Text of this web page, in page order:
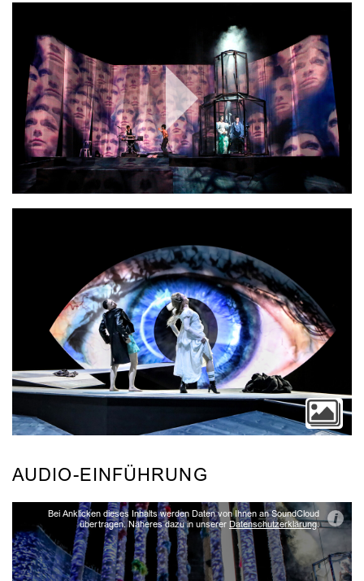
Play
Video
AUDIO-EINFÜHRUNG
Bei Anklicken dieses Inhalts werden Daten von Ihnen an SoundCloud
übertragen. Näheres dazu in unserer Datenschutzerklärung. i